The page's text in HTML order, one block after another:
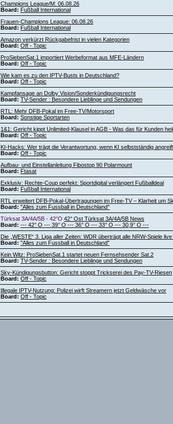
Champions League/M: 06.08.26
Board: Fußball International
Frauen-Champions League: 06.08.26
Board: Fußball International
Amazon verkürzt Rückgabefrist in vielen Kategorien
Board: Off - Topic
ProSiebenSat.1 importiert Werbeformat aus MFE-Ländern
Board: Off - Topic
Wie kam es zu den IPTV-Busts in Deutschland?
Board: Off - Topic
Kampfansage an Dolby Vision/Sonderkündigungsrecht
Board: TV-Sender : Besondere Lieblinge und Sendungen
RTL: Mehr DFB-Pokal im Free-TV/Motorsport
Board: Sonstige Sportarten
1&1: Gericht kippt Unlimited-Klausel in AGB - Was das für Kunden
Board: Off - Topic
KI-Hacks: Wer trägt die Verantwortung, wenn KI selbstständig
Board: Off - Topic
Aufbau- und Einstellanleitung Fibostop 90 Polarmount
Board: Ftasat
Exklusiv: Rechte-Coup perfekt: Sportdigital verlängert Fußballdeal
Board: Fußball International
RTL erweitert DFB-Pokal-Übertragungen im Free-TV – Klarheit um
Board: "Alles zum Fussball in Deutschland"
Türksat 3A/4A/5B - 42°O 42° Ost Türksat 3A/4A/5B News
Board: --- 42° O --- 39° O --- 36° O --- 33° O --- 30,9° O ---
Die „WESTE“ 3. Liga aller Zeiten: WDR überträgt alle NRW-Spiele
Board: "Alles zum Fussball in Deutschland"
Kein Witz: ProSiebenSat.1 startet neuen Fernsehsender Sat.2
Board: TV-Sender : Besondere Lieblinge und Sendungen
Sky-Kündigungsbutton: Gericht stoppt Trickserei des Pay-TV-Riesen
Board: Off - Topic
Illegale IPTV-Nutzung: Polizei wirft Streamern jetzt Geldwäsche vor
Board: Off - Topic